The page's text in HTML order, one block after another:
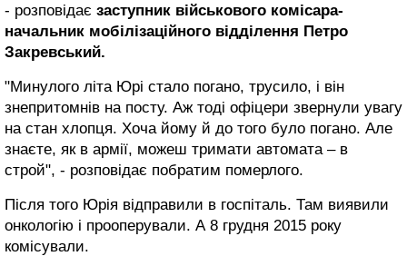
- розповідає заступник військового комісара-
начальник мобілізаційного відділення Петро
Закревський.
"Минулого літа Юрі стало погано, трусило, і він
знепритомнів на посту. Аж тоді офіцери звернули увагу
на стан хлопця. Хоча йому й до того було погано. Але
знаєте, як в армії, можеш тримати автомата – в
строй", - розповідає побратим померлого.
Після того Юрія відправили в госпіталь. Там виявили
онкологію і прооперували. А 8 грудня 2015 року
комісували.